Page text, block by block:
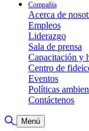
Compañía
Acerca de
Empleos
Liderazgo
Sala de prensa
Capacitación y
Centro de
Eventos
Políticas
Contáctenos
Alternar búsqueda
Menú